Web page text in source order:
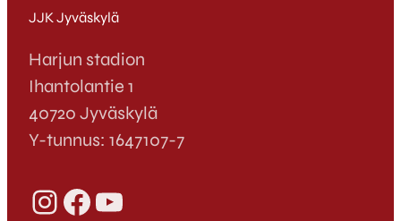
JJK Jyväskylä
Harjun stadion
Ihantolantie 1
40720 Jyväskylä
Y-tunnus: 1647107-7
InstagramFacebook YouTube